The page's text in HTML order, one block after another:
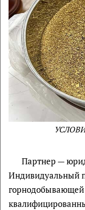
Партнер —
Индивидуальный
горнодобывающей